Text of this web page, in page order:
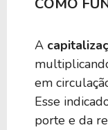
UNH
CVX
CAT
COMO
A
em
Esse
porte e da